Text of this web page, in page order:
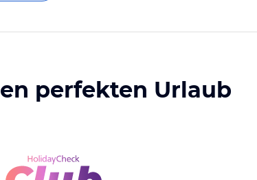
perfekten Urlaub